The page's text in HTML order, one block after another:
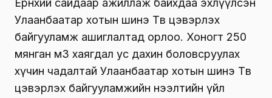
Ерөнхий сайдаар ажиллаж байхдаа эхлүүлсэн
Улаанбаатар хотын шинэ Төв цэвэрлэх
байгууламж ашиглалтад орлоо. Хоногт 250
мянган м3 хаягдал ус дахин боловсруулах
хүчин чадалтай Улаанбаатар хотын шинэ Төв
цэвэрлэх байгууламжийн нээлтийн үйл